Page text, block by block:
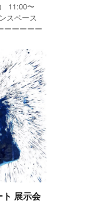
11:00〜
スペース
ーーーーー
ト 展示会